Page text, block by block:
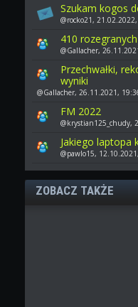
Szukam kogos
@rocko21,
410
@Gallacher,
Przechwałki,
wyniki
@Gallacher, 26.11.2021,
FM 2022
@krystian125_chudy,
Jakiego laptopa
@pawlo15,
ZOBACZ TAKŻE